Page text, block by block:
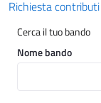
Richiesta contributi
Cerca il tuo bando
Nome bando